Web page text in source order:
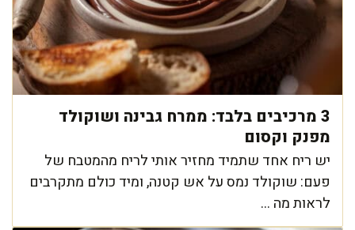
3 מרכיבים בלבד: ממרח גבינה ושוקולד
מפנק וקסום
יש ריח אחד שתמיד מחזיר אותי לריח מהמטבח של
פעם: שוקולד נמס על אש קטנה, ומיד כולם מתקרבים
לראות מה ...